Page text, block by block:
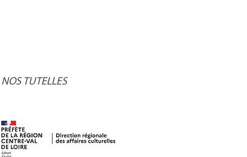
NOS TUTELLES